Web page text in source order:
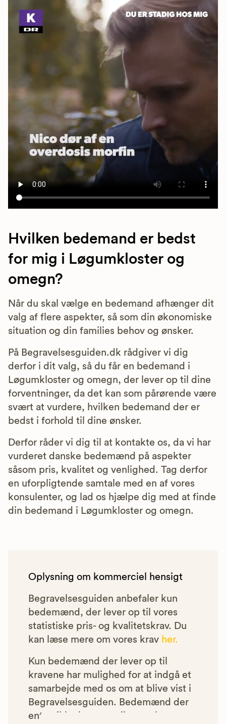
Hvilken bedemand er bedst
for mig i Løgumkloster og
omegn?
Når du skal vælge en bedemand afhænger dit
valg af flere aspekter, så som din økonomiske
situation og din families behov og ønsker.
På Begravelsesguiden.dk rådgiver vi dig
derfor i dit valg, så du får en bedemand i
Løgumkloster og omegn, der lever op til dine
forventninger, da det kan som pårørende være
svært at vurdere, hvilken bedemand der er
bedst i forhold til dine ønsker.
Derfor råder vi dig til at kontakte os, da vi har
vurderet danske bedemænd på aspekter
såsom pris, kvalitet og venlighed. Tag derfor
en uforpligtende samtale med en af vores
konsulenter, og lad os hjælpe dig med at finde
din bedemand i Løgumkloster og omegn.
Oplysning om kommerciel hensigt
Begravelsesguiden anbefaler kun
bedemænd, der lever op til vores
statistiske pris- og kvalitetskrav. Du
kan læse mere om vores krav her.
Kun bedemænd der lever op til
kravene har mulighed for at indgå et
samarbejde med os om at blive vist i
Begravelsesguiden. Bedemænd der
enten ikke lever op til vores krav,